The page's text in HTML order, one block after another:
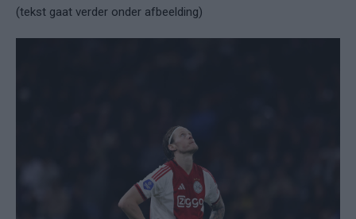
(tekst gaat verder onder afbeelding)